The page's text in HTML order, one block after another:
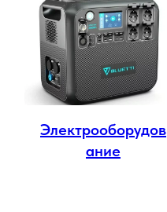
Электрооборудов
ание